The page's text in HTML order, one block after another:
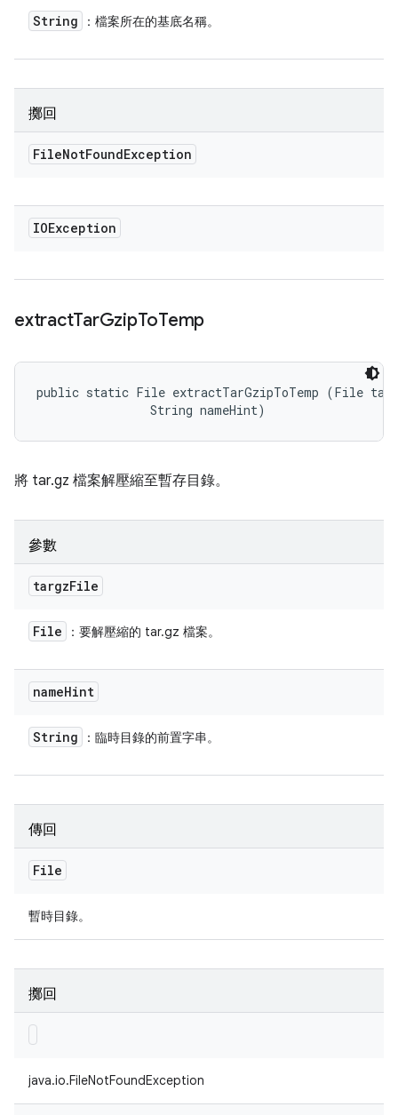
String ：檔案所在的基底名稱。
擲回
FileNotFoundException
IOException
extractTarGzipToTemp
public static File extractTarGzipToTemp (File
                String nameHint)
將 tar.gz 檔案解壓縮至暫存目錄。
參數
targzFile
File ：要解壓縮的 tar.gz 檔案。
nameHint
String ：臨時目錄的前置字串。
傳回
File
暫時目錄。
擲回
java.io.FileNotFoundException